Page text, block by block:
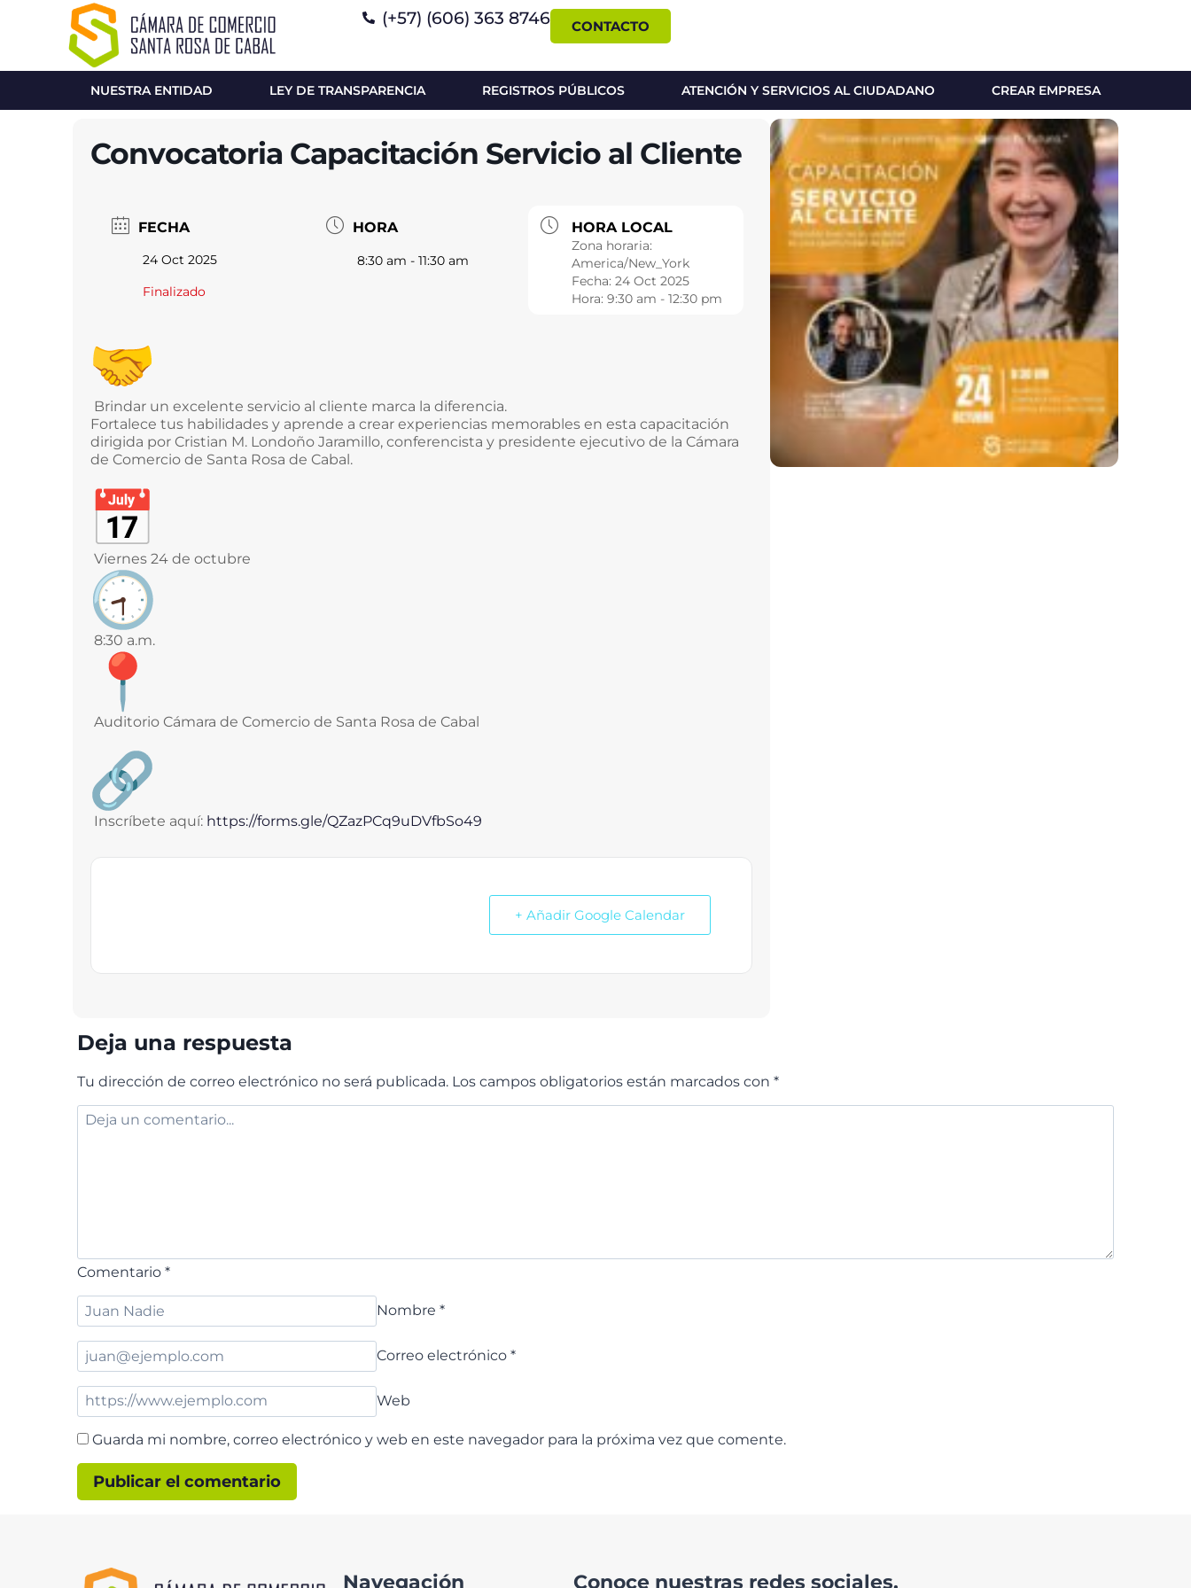
(+57) (606) 363 8746 CONTACTO
NUESTRA ENTIDAD LEY DE TRANSPARENCIA REGISTROS PÚBLICOS ATENCIÓN Y SERVICIOS AL CIUDADANO CREAR EMPRESA
Convocatoria Capacitación Servicio al Cliente
FECHA
24 Oct 2025
Finalizado
HORA
8:30 am - 11:30 am
HORA LOCAL
Zona horaria:
America/New_York
Fecha:24 Oct 2025
Hora:9:30 am - 12:30 pm
Brindar un excelente servicio al cliente marca la diferencia.
Fortalece tus habilidades y aprende a crear experiencias memorables en esta capacitación
dirigida por Cristian M. Londoño Jaramillo, conferencista y presidente ejecutivo de la Cámara
de Comercio de Santa Rosa de Cabal.
Viernes 24 de octubre
8:30 a.m.
Auditorio Cámara de Comercio de Santa Rosa de Cabal
Inscríbete aquí: https://forms.gle/QZazPCq9uDVfbSo49
+ Añadir Google Calendar
Deja una respuesta
Tu dirección de correo electrónico no será publicada. Los campos obligatorios están marcados con *
Comentario *
Nombre *
Correo electrónico *
Web
Guarda mi nombre, correo electrónico y web en este navegador para la próxima vez que comente.
Navegación Conoce nuestras redes sociales.